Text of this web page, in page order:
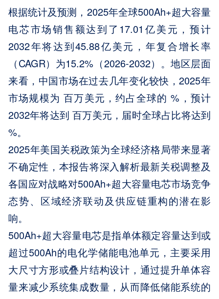
根据统计及预测，2025年全球500Ah+超大容量
电芯市场销售额达到了17.01亿美元，预计
2032年将达到45.88亿美元，年复合增长率
（CAGR）为15.2%（2026-2032）。地区层面
来看，中国市场在过去几年变化较快，2025年
市场规模为 百万美元，约占全球的 %，预计
2032年将达到 百万美元，届时全球占比将达到
%。
2025年美国关税政策为全球经济格局带来显著
不确定性，本报告将深入解析最新关税调整及
各国应对战略对500Ah+超大容量电芯市场竞争
态势、区域经济联动及供应链重构的潜在影
响。
500Ah+超大容量电芯是指单体额定容量达到或
超过500Ah的电化学储能电池单元，主要采用
大尺寸方形或叠片结构设计，通过提升单体容
量来减少系统集成数量，从而降低储能系统的